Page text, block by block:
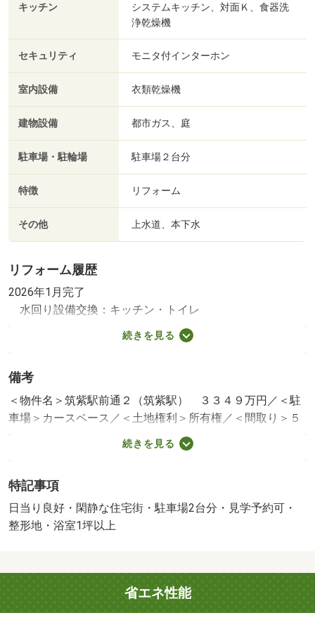
キッチン
システムキッチン、対面Ｋ、食器洗
浄乾燥機
セキュリティ モニタ付インターホン
室内設備 衣類乾燥機
建物設備 都市ガス、庭
駐車場・駐輪場 駐車場２台分
特徴 リフォーム
その他 上水道、本下水
リフォーム履歴
2026年1月完了
水回り設備交換：キッチン・トイレ
内装リフォーム：壁・床・全室
※年月は一番古いリフォーム箇所を表します
続きを見る
備考
＜物件名＞筑紫駅前通２（筑紫駅） ３３４９万円／＜駐
車場＞カースペース／＜土地権利＞所有権／＜間取り＞５
ＬＤＫ／＜リフォーム＞●リフォーム：２０２６年１月完
了（水回り設備交換：キッチン・トイレ、内装リフォー
ーム：駐車場増設）※年月は一番古いリフォーム箇所を表
します／＜特徴＞２０２６年内外装リフォーム物件！駅チ
カで生活のしやすい立地です！、駐車２台可・即引渡可・
販売戸数：1戸
続きを見る
特記事項
日当り良好・閑静な住宅街・駐車場2台分・見学予約可・
整形地・浴室1坪以上
省エネ性能